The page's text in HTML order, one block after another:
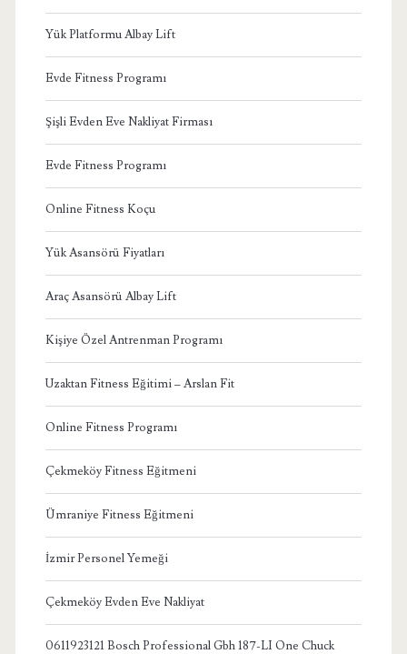
Yük Platformu Albay Lift
Evde Fitness Programı
Şişli Evden Eve Nakliyat Firması
Evde Fitness Programı
Online Fitness Koçu
Yük Asansörü Fiyatları
Araç Asansörü Albay Lift
Kişiye Özel Antrenman Programı
Uzaktan Fitness Eğitimi – Arslan Fit
Online Fitness Programı
Çekmeköy Fitness Eğitmeni
Ümraniye Fitness Eğitmeni
İzmir Personel Yemeği
Çekmeköy Evden Eve Nakliyat
0611923121 Bosch Professional Gbh 187-LI One Chuck